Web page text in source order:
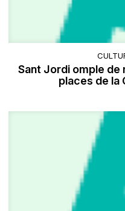
Sant Jordi omple de
places de la